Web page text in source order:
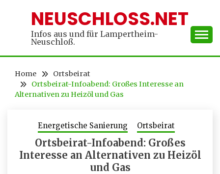
NEUSCHLOSS.NET
Infos aus und für Lampertheim-
Neuschloß.
Home
Ortsbeirat
Ortsbeirat-Infoabend: Großes Interesse an
Alternativen zu Heizöl und Gas
Energetische Sanierung Ortsbeirat
Ortsbeirat-Infoabend: Großes
Interesse an Alternativen zu Heizöl
und Gas